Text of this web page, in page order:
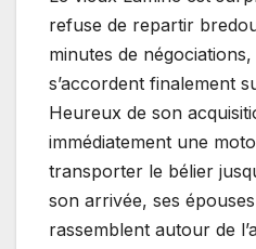
refuse de repartir
minutes de
s’accordent finalement
Heureux de son
immédiatement une
transporter le bélier
son arrivée, ses
rassemblent autour de